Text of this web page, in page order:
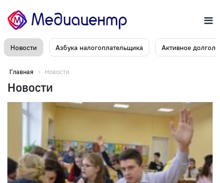
Новости Азбука налогоплательщика Активное
Главная Новости
Новости